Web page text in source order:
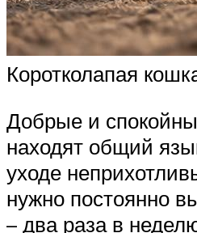
Коротколапая
Добрые и
находят общий
уходе
нужно постоянно
– два раза в